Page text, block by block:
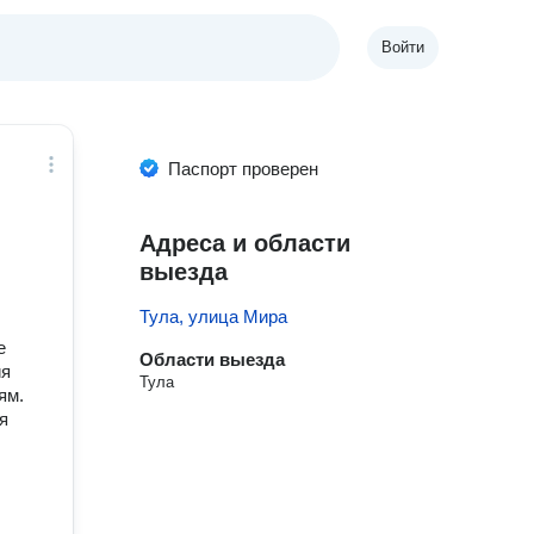
Войти
Паспорт проверен
Адреса и области
выезда
Тула, улица Мира
Области выезда
Тула